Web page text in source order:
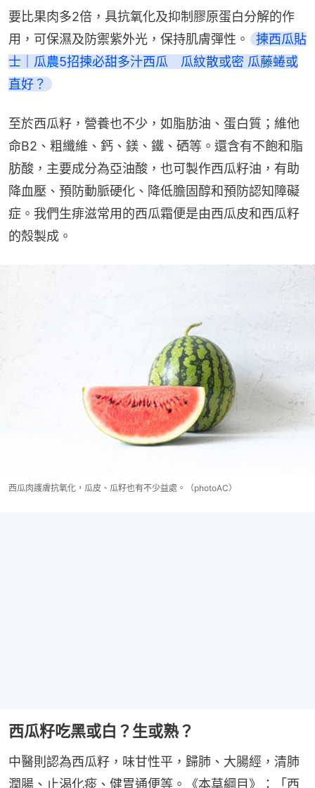
要比果肉多2倍，具抗氧化及抑制膠原蛋白分解的作
用，可保濕及防禦紫外光，保持肌膚彈性。
揀西瓜貼
士｜瓜農5招揀必甜多汁西瓜　瓜紋散或密 瓜藤蜷或
直好？
至於西瓜籽，營養也不少，如脂肪油、蛋白質；維他
命B2、粗纖維、鈣、鎂、鐵、硒等。還含有不飽和脂
肪酸，主要成分為亞油酸，也可製作西瓜籽油，有助
降血壓、預防動脈硬化、降低膽固醇和預防認知障礙
症。我們生痱滋常用的西瓜霜便是由西瓜皮和西瓜籽
的殼製成。
西瓜肉護膚抗氧化，瓜皮、瓜籽也有不少益處。（photoAC）
西瓜籽吃黑或白？生或熟？
中醫則認為西瓜籽，味甘性平，歸肺、大腸經，清肺
潤腸、止渴化痰、健胃通便等。《本草綱目》：「西